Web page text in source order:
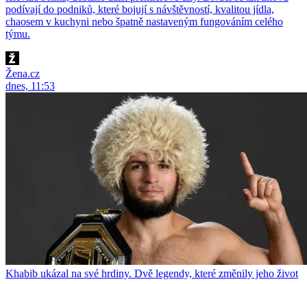
podívají do podniků, které bojují s návštěvností, kvalitou jídla,
chaosem v kuchyni nebo špatně nastaveným fungováním celého
týmu.
Žena.cz
dnes, 11:53
Khabib ukázal na své hrdiny. Dvě legendy, které změnily jeho život